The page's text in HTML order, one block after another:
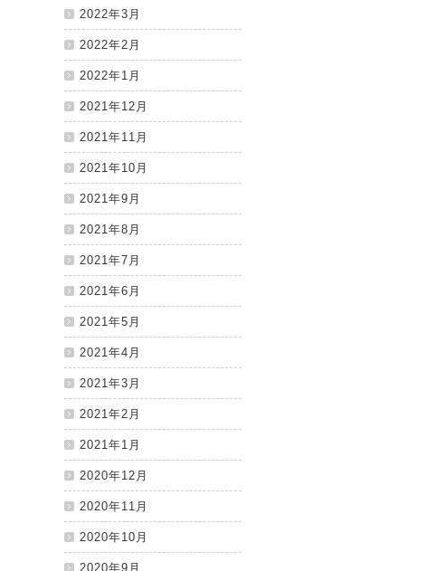
2022年3月
2022年2月
2022年1月
2021年12月
2021年11月
2021年10月
2021年9月
2021年8月
2021年7月
2021年6月
2021年5月
2021年4月
2021年3月
2021年2月
2021年1月
2020年12月
2020年11月
2020年10月
2020年9月